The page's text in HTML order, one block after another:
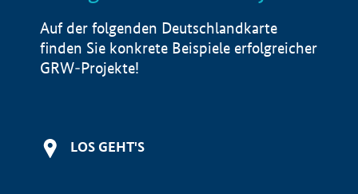
Auf der folgenden Deutschlandkarte
finden Sie konkrete Beispiele erfolgreicher
GRW-Projekte!
LOS GEHT'S